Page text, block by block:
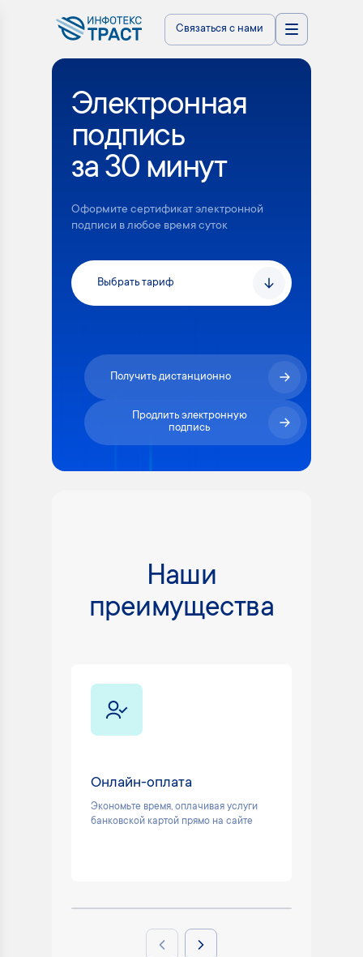
Связаться с нами
Электронная
подпись
за 30 минут
Оформите сертификат электронной
подписи в любое время суток
Выбрать тариф
Получить дистанционно
Продлить электронную
подпись
Наши
преимущества
Онлайн-оплата
Экономьте время, оплачивая услуги
банковской картой прямо на сайте
Previous slideNext slide